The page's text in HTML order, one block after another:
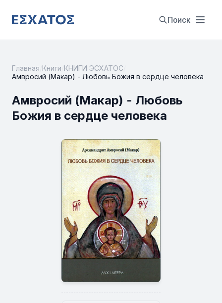
Поиск
Главная Книги КНИГИ ЭСХАТОС
Амвросий (Макар) - Любовь Божия в сердце человека
Амвросий (Макар) - Любовь
Божия в сердце человека